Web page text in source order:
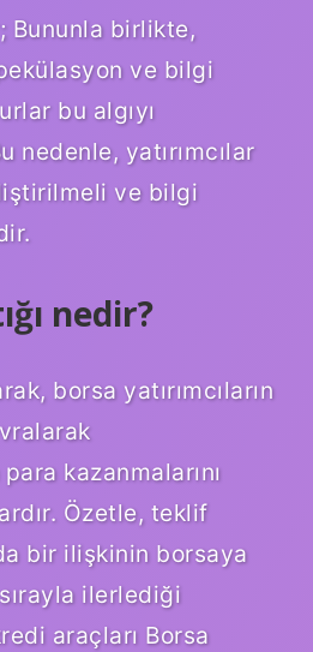
Bununla birlikte,
ve bilgi
bu algıyı
nedenle, yatırımcılar
ve bilgi
nedir?
borsa yatırımcıların
kazanmalarını
Özetle, teklif
bir ilişkinin borsaya
ilerlediği
araçları Borsa